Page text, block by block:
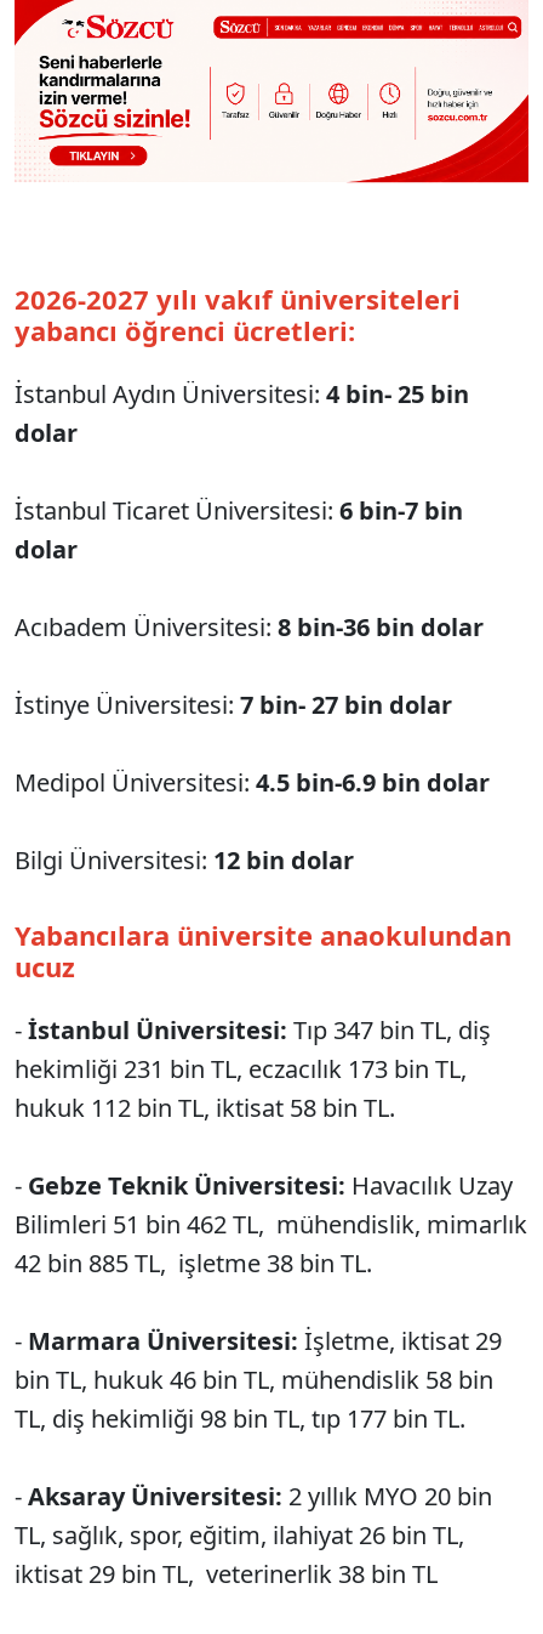
2026-2027 yılı vakıf üniversiteleri
yabancı öğrenci ücretleri:
İstanbul Aydın Üniversitesi: 4 bin- 25 bin
dolar
İstanbul Ticaret Üniversitesi: 6 bin-7 bin
dolar
Acıbadem Üniversitesi: 8 bin-36 bin dolar
İstinye Üniversitesi: 7 bin- 27 bin dolar
Medipol Üniversitesi: 4.5 bin-6.9 bin dolar
Bilgi Üniversitesi: 12 bin dolar
Yabancılara üniversite anaokulundan
ucuz
-İstanbul Üniversitesi: Tıp 347 bin TL, diş
hekimliği 231 bin TL, eczacılık 173 bin TL,
hukuk 112 bin TL, iktisat 58 bin TL.
- Gebze Teknik Üniversitesi: Havacılık Uzay
Bilimleri 51 bin 462 TL, mühendislik, mimarlık
42 bin 885 TL, işletme 38 bin TL.
- Marmara Üniversitesi: İşletme, iktisat 29
bin TL, hukuk 46 bin TL, mühendislik 58 bin
TL, diş hekimliği 98 bin TL, tıp 177 bin TL.
-Aksaray Üniversitesi: 2 yıllık MYO 20 bin
TL, sağlık, spor, eğitim, ilahiyat 26 bin TL,
iktisat 29 bin TL, veterinerlik 38 bin TL